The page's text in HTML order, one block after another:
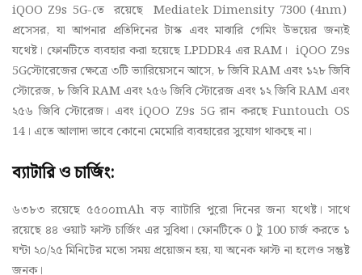
iQOO Z9s 5G-তে রয়েছে Mediatek Dimensity 7300 (4nm)
প্রসেসর, যা আপনার প্রতিদিনের টাস্ক এবং মাঝারি গেমিং উভয়ের জন্যই
যথেষ্ট। ফোনটিতে ব্যবহার করা হয়েছে LPDDR4 এর RAM। iQOO Z9s
5Gস্টোরেজের ক্ষেত্রে ৩টি ভ্যারিয়েসনে আসে, ৮ জিবি RAM এবং ১২৮ জিবি
স্টোরেজ, ৮ জিবি RAM এবং ২৫৬ জিবি স্টোরেজ এবং ১২ জিবি RAM এবং
২৫৬ জিবি স্টোরেজ। এবং iQOO Z9s 5G রান করছে Funtouch OS
14। এতে আলাদা ভাবে কোনো মেমোরি ব্যবহারের সুযোগ থাকছে না।
ব্যাটারি ও চার্জিং:
৬৩৮৩ রয়েছে ৫৫০০mAh বড় ব্যাটারি পুরো দিনের জন্য যথেষ্ট। সাথে
রয়েছে ৪৪ ওয়াট ফাস্ট চার্জিং এর সুবিধা। ফোনটিকে 0 টু 100 চার্জ করতে ১
ঘন্টা ২০/২৫ মিনিটের মতো সময় প্রয়োজন হয়, যা অনেক ফাস্ট না হলেও সন্তুষ্ট
জনক।